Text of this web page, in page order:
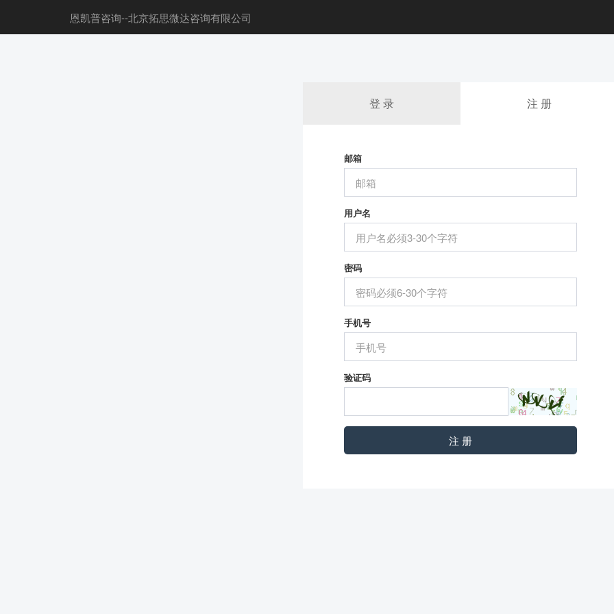
恩凯普咨询--北京拓思微达咨询有限公司
登 录 注 册
邮箱
用户名
密码
手机号
验证码
注 册